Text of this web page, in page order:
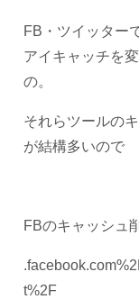
FB・ツイッター
アイキャッチを
の。
それらツールの
が結構多いので
FBのキャッシュ
t%2F